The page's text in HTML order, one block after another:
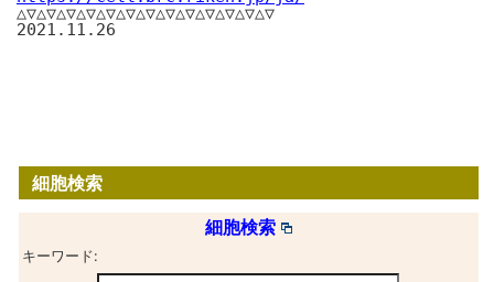
△▽△▽△▽△▽△▽△▽△▽△▽△▽△▽△▽△▽△▽
細胞検索
細胞検索
キーワード: